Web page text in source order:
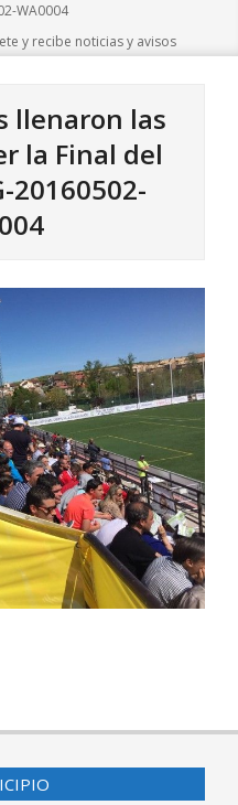
WA0004
y recibe noticias y avisos
llenaron las
la Final del
20160502-